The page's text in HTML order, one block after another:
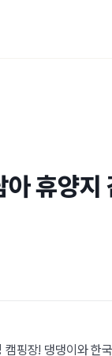
휴양지
핑장! 댕댕이와 한